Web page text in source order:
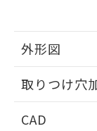
外形図
取りつけ穴
CAD
指
51物質
※本証明
るもの
もので
また、